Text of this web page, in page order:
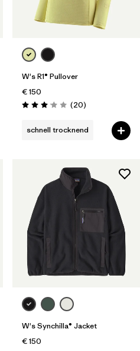
W's R1® Pullover
€ 150
Bewertung: 3.1 / 5
(20Rezensionen
)
schnell trocknend
W's Synchilla® Jacket
€ 150